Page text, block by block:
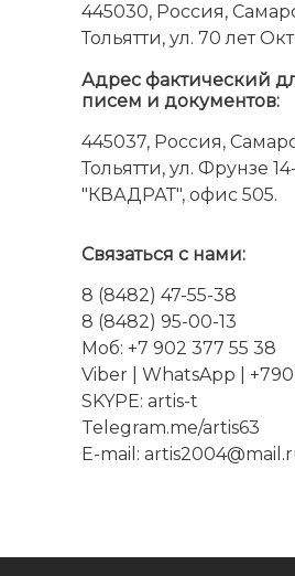
445030, Россия,
Тольятти, ул. 70 лет
Адрес фактический
писем и документов:
445037, Россия,
Тольятти, ул. Фрунзе
"КВАДРАТ", офис 505.
Связаться с нами:
8 (8482) 47-55-38
8 (8482) 95-00-13
Моб: +7 902 377 55 38
Viber
WhatsApp
|
SKYPE: artis-t
Telegram.me/artis63
E-mail: